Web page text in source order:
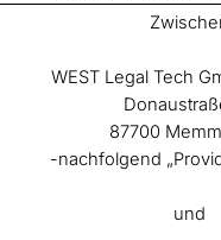
WEST Legal Tech
87700
-nachfolgend
und